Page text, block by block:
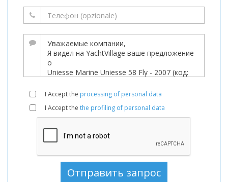
I Accept the processing of personal data
I Accept the the profiling of personal data